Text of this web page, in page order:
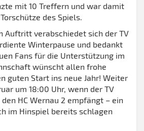
mit 10 Treffern und war damit
des Spiels.
Auftritt verabschiedet sich der TV
Winterpause und bedankt
Fans für die Unterstützung im
wünscht allen frohe
guten Start ins neue Jahr! Weiter
um 18:00 Uhr, wenn der TV
HC Wernau 2 empfängt – ein
im Hinspiel bereits schlagen